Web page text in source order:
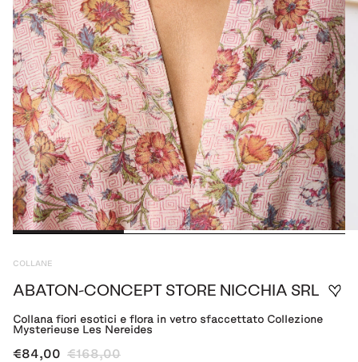
COLLANE
ABATON-CONCEPT STORE NICCHIA SRL
Collana fiori esotici e flora in vetro sfaccettato Collezione
Mysterieuse Les Nereides
€84,00 €168,00